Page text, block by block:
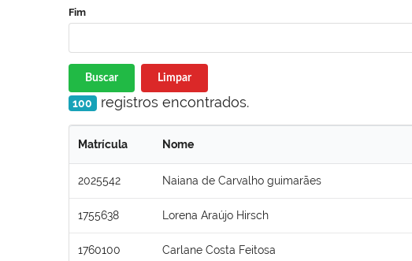
Fim
Buscar Limpar
100 registros encontrados.
Matrícula Nome
2025542 Naiana de Carvalho guimarães
1755638 Lorena Araújo Hirsch
1760100 Carlane Costa Feitosa